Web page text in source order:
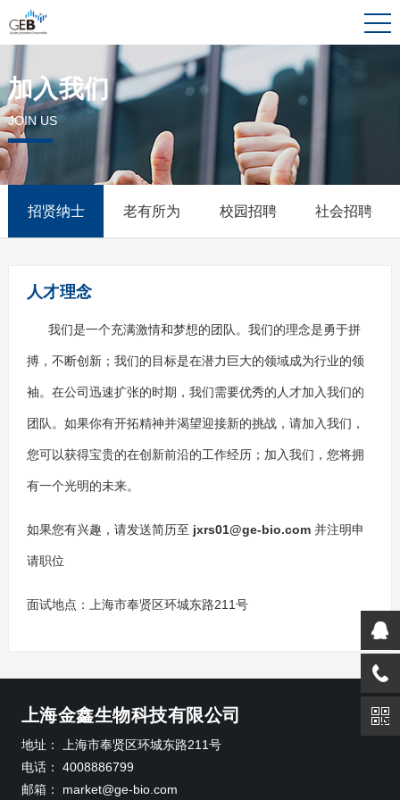
加入我们
JOIN US
招贤纳士 老有所为 校园招聘 社会招聘
人才理念
我们是一个充满激情和梦想的团队。我们的理念是勇于拼
搏，不断创新；我们的目标是在潜力巨大的领域成为行业的领
袖。在公司迅速扩张的时期，我们需要优秀的人才加入我们的
团队。如果你有开拓精神并渴望迎接新的挑战，请加入我们，
您可以获得宝贵的在创新前沿的工作经历；加入我们，您将拥
有一个光明的未来。
如果您有兴趣，请发送简历至 jxrs01@ge-bio.com并注明申
请职位
面试地点：上海市奉贤区环城东路211号
上海金鑫生物科技有限公司
地址：
上海市奉贤区环城东路211号
电话：
4008886799
邮箱：
market@ge-bio.com